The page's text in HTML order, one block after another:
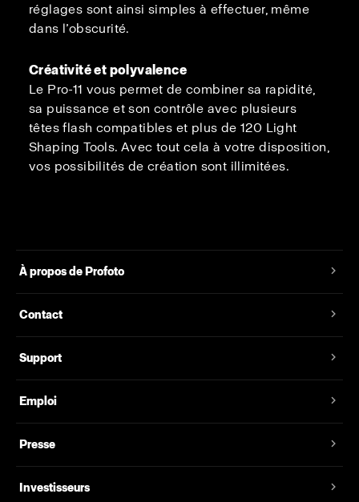
réglages sont ainsi simples à effectuer, même
dans l’obscurité.
Créativité et polyvalence
Le Pro-11 vous permet de combiner sa rapidité,
sa puissance et son contrôle avec plusieurs
têtes flash compatibles et plus de 120 Light
Shaping Tools. Avec tout cela à votre disposition,
vos possibilités de création sont illimitées.
À propos de Profoto
Contact
Support
Emploi
Presse
Investisseurs